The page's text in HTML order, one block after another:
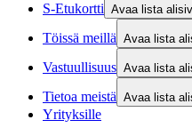
S-Etukortti Avaa lista
Töissä meillä Avaa lista
Vastuullisuus Avaa lista
Tietoa meistä Avaa lista
Yrityksille